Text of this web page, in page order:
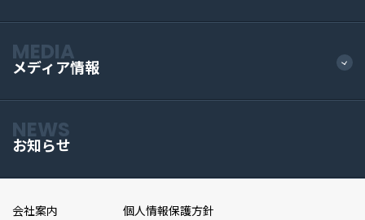
MEDIA
メディア情報
NEWS
お知らせ
会社案内 個人情報保護方針